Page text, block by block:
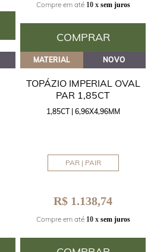
Compre em até 10 x sem juros
COMPRAR
MATERIAL NOVO
TOPÁZIO IMPERIAL OVAL
PAR 1,85CT
1,85CT | 6,96X4,96MM
PAR | PAIR
R$ 1.138,74
Compre em até 10 x sem juros